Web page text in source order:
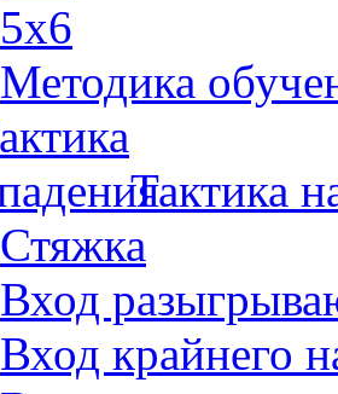
5x6
Методика
Тактика
Стяжка
Вход
Вход крайнего